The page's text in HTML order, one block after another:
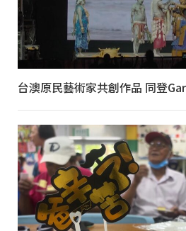
台澳原民藝術家共創作品 同登